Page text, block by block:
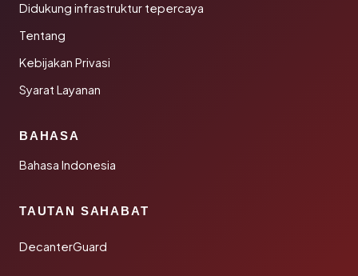
Didukung infrastruktur tepercaya
Tentang
Kebijakan Privasi
Syarat Layanan
BAHASA
Bahasa Indonesia
TAUTAN SAHABAT
DecanterGuard